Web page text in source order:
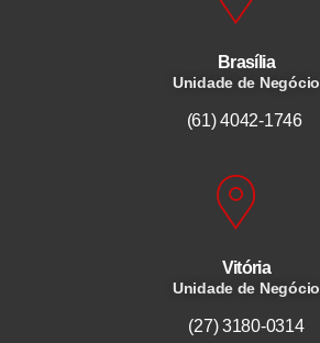
Brasília
Unidade de Negócio
(61) 4042-1746
Vitória
Unidade de Negócio
(27) 3180-0314